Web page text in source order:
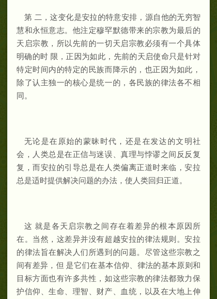
第 二，这变化是安拉的特意安排，源自他的无穷智
慧和永恒意志。他注定穆罕默德带来的宗教为最后的
天启宗教，所以先前的一切天启宗教必须有一个具体
明确的时 限，正因为如此，先前的天启使命只是针对
特定时间内的特定的民族而降示的，也正因为如此，
除了认主独一的核心是统一的，各民族的律法各不相
同。
无论是在原始的蒙昧时代，还是在发达的文明社
会，人类总是在正信与迷误、真理与悖谬之间反反复
复，而安拉的引导总是在人类偏离正道时来临，安拉
总是适时提供解决问题的办法，使人类回归正道。
这 就是各天启宗教之间存在着差异的根本原因所
在。当然，这差异并没有超越安拉的律法规则。安拉
的律法旨在解决人们所遇到的问题。尽管这些宗教之
间有差异，但 是它们在基本信仰、律法的基本原则和
目标方面也有许多共性，如这些宗教的律法都致力保
护信仰、生命、理智、财产、血统，以及在大地上伸